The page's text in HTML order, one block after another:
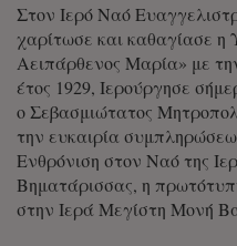
Στον Ιερό Ναό
χαρίτωσε και καθαγίασε η
Αειπάρθενος Μαρία» με
έτος 1929, Ιερούργησε
ο Σεβασμιώτατος
την ευκαιρία
Ενθρόνιση στον Ναό της
Βηματάρισσας, η
στην Ιερά Μεγίστη Μονή